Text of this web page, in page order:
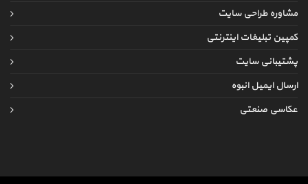
مشاوره طراحی سایت
کمپین تبلیغات اینترنتی
پشتیبانی سایت
ارسال ایمیل انبوه
عکاسی صنعتی